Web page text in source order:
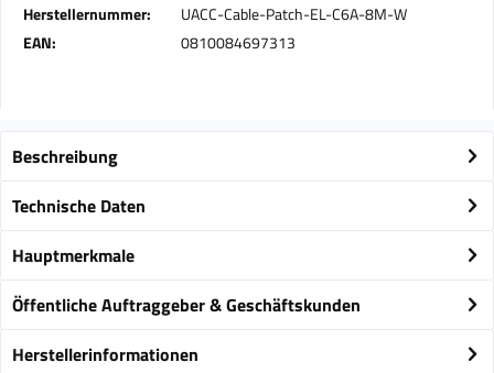
Herstellernummer:
UACC-Cable-Patch-EL-C6A-8M-W
EAN:
0810084697313
Beschreibung
Technische Daten
Hauptmerkmale
Öffentliche Auftraggeber & Geschäftskunden
Herstellerinformationen